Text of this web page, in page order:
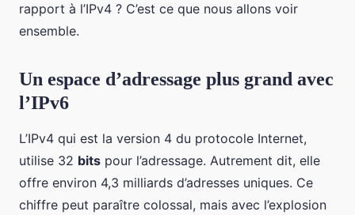
rapport à l’IPv4 ? C’est ce que nous allons voir
ensemble.
Un espace d’adressage plus grand avec
l’IPv6
L’IPv4 qui est la version 4 du protocole Internet,
utilise 32 bits pour l’adressage. Autrement dit, elle
offre environ 4,3 milliards d’adresses uniques. Ce
chiffre peut paraître colossal, mais avec l’explosion